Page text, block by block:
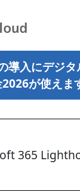
入にデジタ
が使えま
365